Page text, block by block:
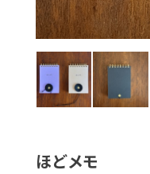
ほどメモ